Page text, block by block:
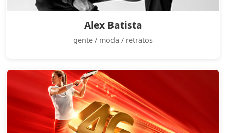
Alex Batista
gente / moda / retratos